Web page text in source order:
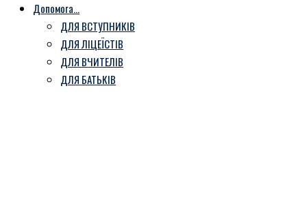
Допомога…
ДЛЯ ВСТУПНИКІВ
ДЛЯ ЛІЦЕЇСТІВ
ДЛЯ ВЧИТЕЛІВ
ДЛЯ БАТЬКІВ